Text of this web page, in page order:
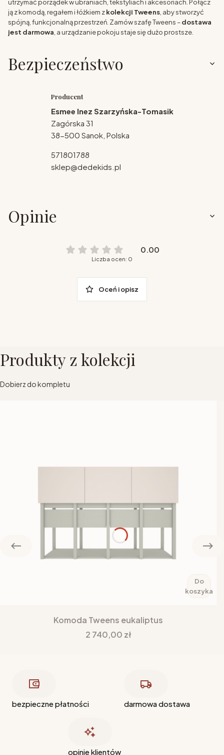
utrzymać porządek w ubraniach, tekstyliach i akcesoriach. Połącz
ją z komodą, regałem i łóżkiem zkolekcji Tweens , aby stworzyć
spójną, funkcjonalną przestrzeń. Zamów szafę Tweens –dostawa
jest darmowa , a urządzanie pokoju staje się dużo prostsze.
Bezpieczeństwo
Producent
Esmee Inez Szarzyńska-Tomasik
Zagórska 31
38-500 Sanok, Polska
571801788
sklep@dedekids.pl
Opinie
0.00
Liczba ocen: 0
Oceń i opisz
Produkty z kolekcji
Dobierz do kompletu
Do
koszyka
Komoda Tweens eukaliptus
Cena
2 740,00 zł
bezpieczne płatności darmowa dostawa
opinie klientów